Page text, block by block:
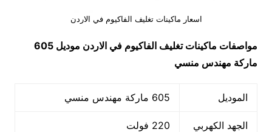
اسعار ماكينات تغليف الفاكيوم في الاردن
مواصفات ماكينات تغليف الفاكيوم في الاردن
موديل 605
ماركة مهندس منسي
الموديل 605 ماركة مهندس منسي
الجهد الكهربي 220 فولت